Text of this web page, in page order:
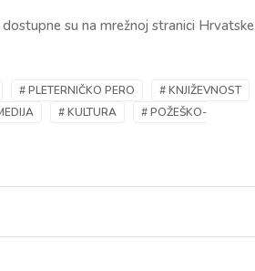
su na mrežnoj stranici Hrvatske
# PLETERNIČKO PERO
# KNJIŽEVNOST
# KULTURA
# POŽEŠKO-